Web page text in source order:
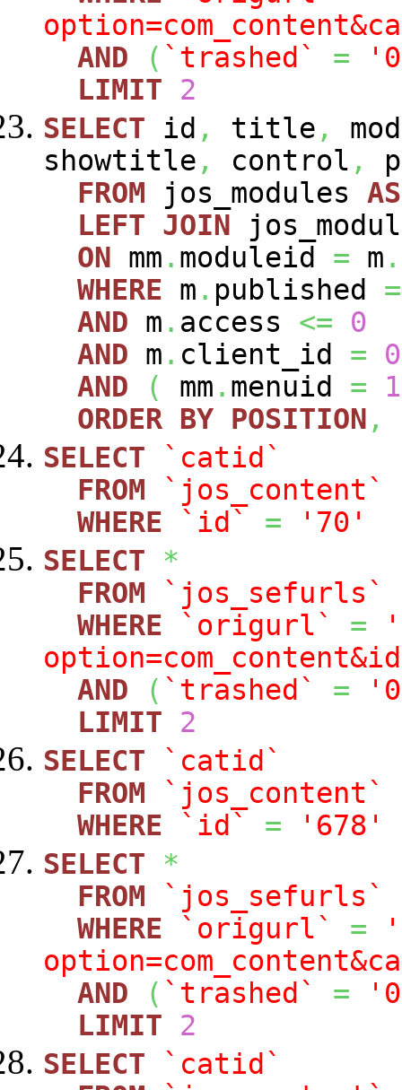
AND
( `trashed` =
LIMIT
2
SELECT id , title ,
showtitle , control ,
FROM jos_modules AS
LEFT JOIN
ON mm . moduleid = m .
WHERE m . published =
AND m . access <=
0
AND m . client_id =
0
AND
( mm . menuid =
ORDER BY POSITION ,
SELECT
`catid`
FROM
`jos_content`
WHERE
`id` =
'70'
SELECT
*
FROM
`jos_sefurls`
WHERE
`origurl` =
AND
( `trashed` =
LIMIT
2
SELECT
`catid`
FROM
`jos_content`
WHERE
`id` =
'678'
SELECT
*
FROM
`jos_sefurls`
WHERE
`origurl` =
AND
( `trashed` =
LIMIT
2
SELECT
`catid`